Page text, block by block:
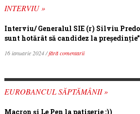
INTERVIU »
Interviu/ Generalul SIE (r) Silviu
sunt hotărât să candidez la președinție”
16 ianuarie 2024 /fără comentarii
EUROBANCUL SĂPTĂMÂNII »
Macron şi Le Pen la patiserie :))